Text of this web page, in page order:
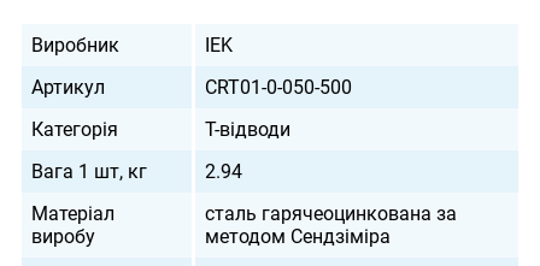
Виробник
IEK
Артикул
CRT01-0-050-500
Категорія
Т-відводи
Вага 1 шт, кг
2.94
Матеріал
виробу
сталь гарячеоцинкована за
методом Сендзіміра